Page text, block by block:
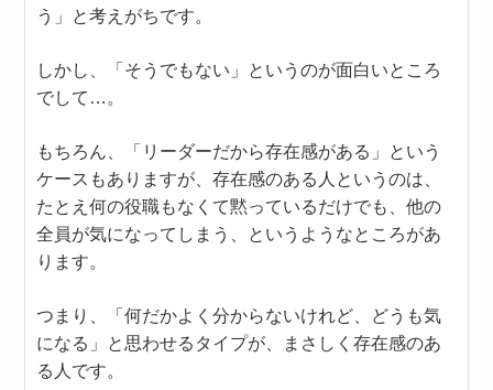
う」と考えがちです。
しかし、「そうでもない」というのが面白いところ
でして…。
もちろん、「リーダーだから存在感がある」という
ケースもありますが、存在感のある人というのは、
たとえ何の役職もなくて黙っているだけでも、他の
全員が気になってしまう、というようなところがあ
ります。
つまり、「何だかよく分からないけれど、どうも気
になる」と思わせるタイプが、まさしく存在感のあ
る人です。